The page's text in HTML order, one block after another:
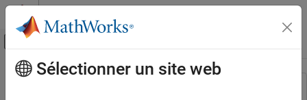
Passer au contenu
Activer/désactiver l'affichage du menu
Ressource
Contenu principal
Sélectionner un site web